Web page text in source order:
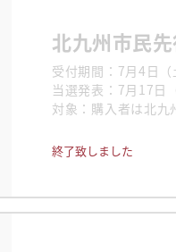
北九州市民先
受付期間：7月4日
当選発表：7月17日
対象：購入者は北
終了致しました